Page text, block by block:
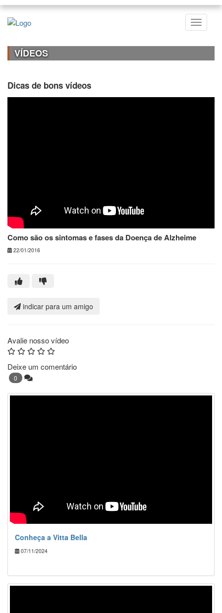
VÍDEOS
Dicas de bons vídeos
Como são os sintomas e fases da Doença de Alzheime
22/01/2016
indicar para um amigo
Avalie nosso vídeo
Deixe um comentário
0
Conheça a Vitta Bella
07/11/2024